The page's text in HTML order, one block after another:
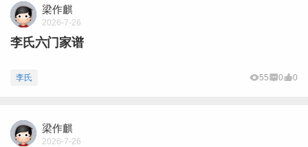
梁作麒
2026-7-26
李氏六门家谱
李氏 55 0 0
梁作麒
2026-7-26